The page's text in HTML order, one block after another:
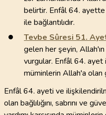
belirtir. Enfâl 64.
ile bağlantılıdır.
Tevbe Sûresi 51.
gelen her şeyin,
vurgular. Enfâl 64. ayet
müminlerin Allah'a olan
Enfâl 64. ayeti ve
olan bağlılığını, sabrını ve